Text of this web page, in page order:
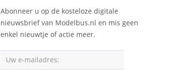
Abonneer u op de kosteloze digitale
nieuwsbrief van Modelbus.nl en mis geen
enkel nieuwtje of actie meer.
Uw e-mailadres: